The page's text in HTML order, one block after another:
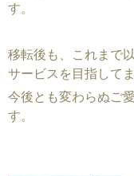
す。
移転後も、これまで
サービスを目指して
今後とも変わらぬご
す。